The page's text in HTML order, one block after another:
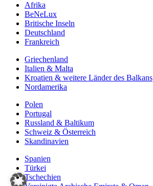
Afrika
BeNeLux
Britische Inseln
Deutschland
Frankreich
Griechenland
Italien & Malta
Kroatien & weitere Länder des Balkans
Nordamerika
Polen
Portugal
Russland & Baltikum
Schweiz & Österreich
Skandinavien
Spanien
Türkei
Tschechien